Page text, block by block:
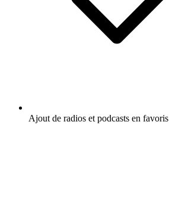
Ajout de radios et podcasts en favoris